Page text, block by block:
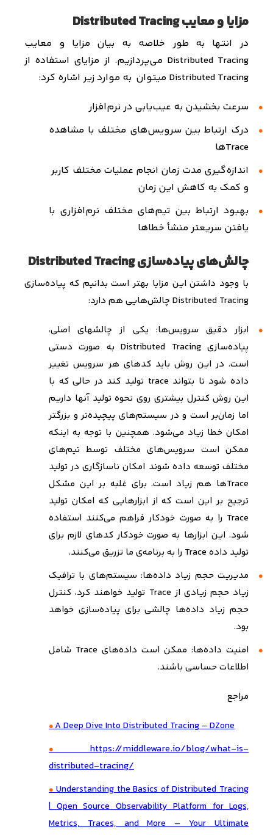
مزایا و معایب Distributed Tracing
در انتها به طور خلاصه به بیان مزایا و معایب
Distributed Tracing ‌ می‌پردازیم. از مزایای استفاده از
Distributed Tracing میتوان به موارد زیر اشاره کرد:
سرعت بخشیدن به عیب‌یابی در نرم‌افزار
درک ارتباط بین سرویس‌های مختلف با مشاهده
Traceها
اندازه‌گیری مدت زمان انجام عملیات مختلف کاربر
و کمک به کاهش این زمان
بهبود ارتباط بین تیم‌های مختلف نرم‌افزاری با
یافتن سریعتر منشأ خطاها
چالش‌های پیاده‌سازی Distributed Tracing
با وجود داشتن این مزایا بهتر است بدانیم که پیاده‌سازی
Distributed Tracing چالش‌هایی هم دارد:
ابزار دقیق سرویس‌ها: یکی از چالشهای اصلی،
پیاده‌سازیDistributed Tracingبه صورت دستی
است. در این روش باید کدهای هر سرویس تغییر
داده شود تا بتواند trace تولید کند در حالی که با
این روش کنترل بیشتری روی نحوه تولید آنها داریم
اما زمان‌بر است و در سیستم‌های پیچیده‌تر و بزرگتر
امکان خطا زیاد می‌شود. همچنین با توجه به اینکه
ممکن است سرویس‌های مختلف توسط تیم‌های
مختلف توسعه داده شوند امکان ناسازگاری در تولید
Traceها هم زیاد است. برای غلبه بر این مشکل
ترجیح بر این است که از ابزارهایی که امکان تولید
Trace را به صورت خودکار فراهم می‌کنند استفاده
شود. این ابزارها به صورت خودکار کدهای لازم برای
تولید داده Trace را به برنامه‌ی ما تزریق می‌کنند.
مدیریت حجم زیاد داده‌ها: سیستم‌های با ترافیک
زیاد حجم زیادی از Trace تولید خواهند کرد، کنترل
حجم زیاد داده‌ها چالشی برای پیاده‌سازی خواهد
بود.
امنیت داده‌ها: ممکن است داده‌های Trace شامل
اطلاعات حساسی باشند.
مراجع
A Deep Dive Into Distributed Tracing - DZone
https://middleware.io/blog/what-is-
distributed-tracing/
Understanding the Basics of Distributed Tracing
| Open Source Observability Platform for Logs,
Metrics, Traces, and More – Your Ultimate